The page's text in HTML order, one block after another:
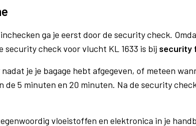
ga je eerst door de security check.
security check voor vlucht KL 1633 is bij security
je je bagage hebt afgegeven, of meteen
5 minuten en 20 minuten. Na de security
vloeistoffen en elektronica in je